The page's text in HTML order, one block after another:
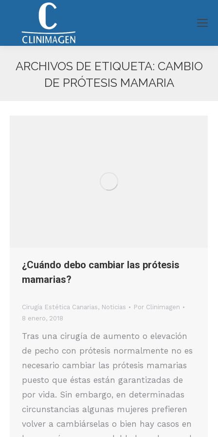
ARCHIVOS DE ETIQUETA: CAMBIO
DE PRÓTESIS MAMARIA
¿Cuándo debo cambiar las prótesis
mamarias?
Cirugía Estética Canarias, Noticias Por Clinimagen
8 enero, 2018
Tras una cirugía de aumento o elevación
de pecho con prótesis normalmente no es
necesario cambiar las prótesis mamarias
puesto que éstas están garantizadas de
por vida. Sin embargo, en determinadas
circunstancias algunas mujeres prefieren
volver a cambiárselas o bien hay casos en